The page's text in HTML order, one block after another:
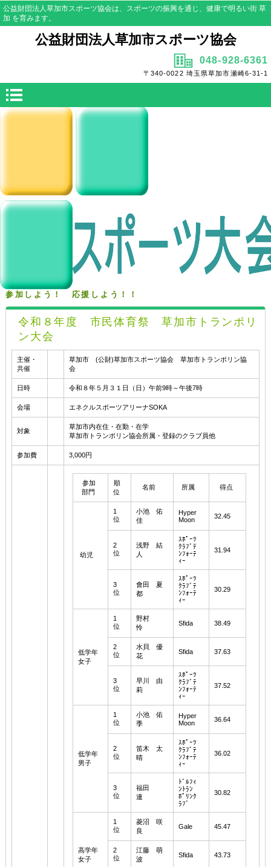
公益財団法人草加市スポーツ協会は、スポーツの振興を通じ、健康で明るい街 草
加 を育みます。
公益財団法人草加市スポーツ協会
048-928-6361
〒340-0022 埼玉県草加市瀬崎6-31-1
参加しよう！ 応援しよう！！
令和８年度 市民体育祭 草加市トランポリ
ン大会
主催・
共催
草加市 (公財)草加市スポーツ協会 草加市トランポリン協
会
日時 令和８年５月３１日（日）午前9時～午後7時
会場 エネクルスポーツアリーナSOKA
対象
草加市内在住・在勤・在学
草加市トランポリン協会所属・登録のクラブ員他
参加費 3,000円
参加
部門
順
位
名前 所属 得点
幼児
1
位
小池 佑
佳
Hyper
Moon
32.45
2
位
浅野 結
人
ｽﾎﾟｰﾂ
ｸﾗﾌﾞﾃ
ﾝﾌｫｰﾃ
ｨｰ
31.94
3
位
會田 夏
都
ｽﾎﾟｰﾂ
ｸﾗﾌﾞﾃ
ﾝﾌｫｰﾃ
ｨｰ
30.29
低学年
女子
1
位
野村
怜
Sfida 38.49
2
位
水貝 優
花
Sfida 37.63
3
位
早川 由
莉
ｽﾎﾟｰﾂ
ｸﾗﾌﾞﾃ
ﾝﾌｫｰﾃ
ｨｰ
37.52
低学年
男子
1
位
小池 佑
季
Hyper
Moon
36.64
2
位
笛木 太
晴
ｽﾎﾟｰﾂ
ｸﾗﾌﾞﾃ
ﾝﾌｫｰﾃ
ｨｰ
36.02
3
位
福田
連
ﾄﾞﾙﾌｨ
ﾝﾄﾗﾝ
ﾎﾟﾘﾝｸ
ﾗﾌﾞ
30.82
高学年
女子
1
位
菱沼 咲
良
Gale 45.47
2
位
江藤 萌
波
Sfida 43.73